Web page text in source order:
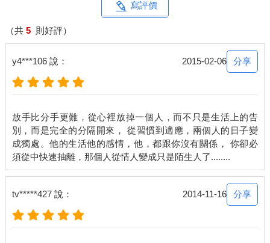
點，每個人也都是自私的，只是程度上有所不同。而最終能夠與
之對抗的，就只有愛而已。
所以，妳要找到一個很相愛的人，你們愛彼此，愛到即使有天自
己倒了，他也不輕易就離棄；愛到即使有日他落魄了，妳也不會
隨意就逃開。因為愛情就跟生命一樣，本來就會包含了甜與苦，
你不能只要其中一項，那叫做取巧，不叫愛情。
然後，相愛到即使有天其中一方因為撐不下去而放棄，你們都還
會感謝彼此的付出，而不是埋怨。
那些再與你無關的幸福
一個男人的告白：「離開一個人就不要再往回看了，不為什麼，
只為了自己好，光是這個理由，就很足夠。」
一直到很後來妳才驚覺，原來，與一個人徹底的決裂並不是你們
分手了、再無關了，而是，妳準備要與跟另一個人牽手了。
寫評價
（共 5 則好評）
y4***106 說： 2015-02-06 分享
放手比分手更難，從心裡放掉一個人，而不只是生活上的告
別，而是完全的分隔開來， 從習慣到適應，兩個人的日子變
成獨處。他的生活他的感情，他，都跟你沒有關係， 你卻必
tv*****427 說： 2014-11-16 分享